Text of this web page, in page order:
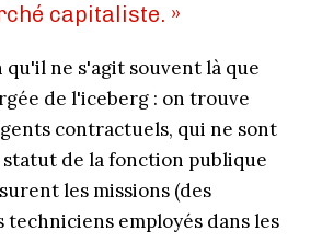
capitaliste. »
qu'il ne s'agit souvent là que
de l'iceberg : on trouve
contractuels, qui ne sont
de la fonction publique
les missions (des
techniciens employés dans les